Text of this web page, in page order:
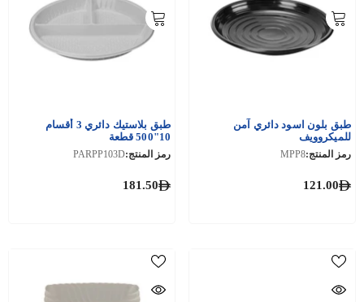
طبق بلون اسود دائري آمن
للميكروويف
رمز المنتج:MPP8
121.00
طبق بلاستيك دائري 3 أقسام
10"500 قطعة
رمز المنتج:PARPP103D
181.50